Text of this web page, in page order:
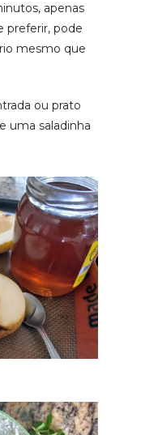
apenas
preferir, pode
mesmo que
ou prato
uma saladinha